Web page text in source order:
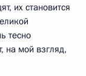
их становится
тесно
на мой взгляд,